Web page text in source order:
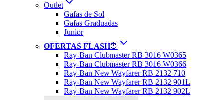
Outlet
Gafas de Sol
Gafas Graduadas
Junior
OFERTAS FLASH⏰
Ray-Ban Clubmaster RB 3016 W0365
Ray-Ban Clubmaster RB 3016 W0366
Ray-Ban New Wayfarer RB 2132 710
Ray-Ban New Wayfarer RB 2132 901L
Ray-Ban New Wayfarer RB 2132 902L